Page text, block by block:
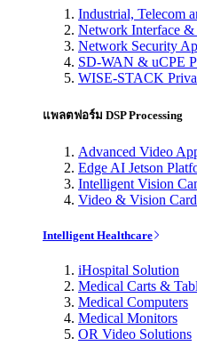
Industrial, Telecom
Network Interface &
Network Security
SD-WAN & uCPE
WISE-STACK
แพลตฟอร์ม DSP Processing
Advanced Video
Edge AI Jetson
Intelligent Vision
Video & Vision
Intelligent Healthcare
iHospital Solution
Medical Carts &
Medical Computers
Medical Monitors
OR Video Solutions